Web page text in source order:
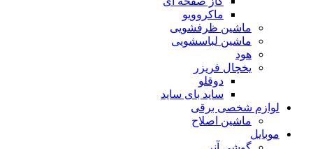
ماکروویو
ماشین ظرفشویی
ماشین لباسشویی
هود
یخچال فریزر
دوقلو
ساید بای ساید
لوازم شخصی برقی
ماشین اصلاح
موبایل